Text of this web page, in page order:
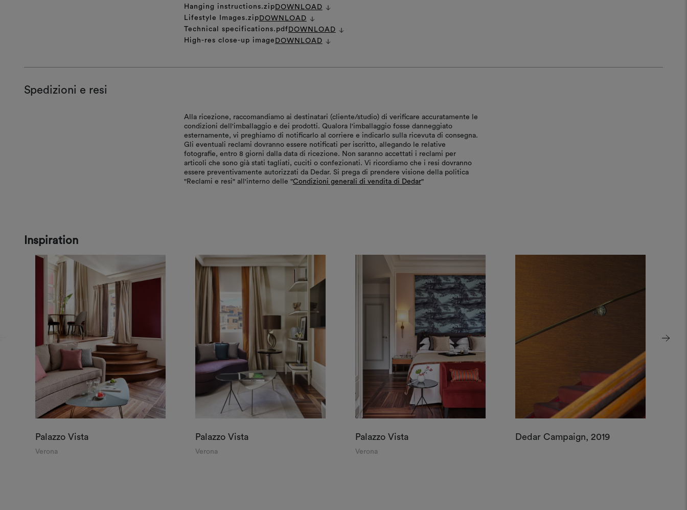
Hanging instructions.zip DOWNLOAD
Lifestyle Images.zip DOWNLOAD
Technical specifications.pdf DOWNLOAD
High-res close-up image DOWNLOAD
Spedizioni e resi
Alla ricezione, raccomandiamo ai destinatari (cliente/studio) di verificare accuratamente le
condizioni dell'imballaggio e dei prodotti. Qualora l'imballaggio fosse danneggiato
esternamente, vi preghiamo di notificarlo al corriere e indicarlo sulla ricevuta di consegna.
Gli eventuali reclami dovranno essere notificati per iscritto, allegando le relative
fotografie, entro 8 giorni dalla data di ricezione. Non saranno accettati i reclami per
articoli che sono già stati tagliati, cuciti o confezionati. Vi ricordiamo che i resi dovranno
essere preventivamente autorizzati da Dedar. Si prega di prendere visione della politica
"Reclami e resi" all'interno delle "Condizioni generali di vendita di Dedar"
Inspiration
Palazzo Vista
Verona
Palazzo Vista
Verona
Palazzo Vista
Verona
Dedar Campaign, 2019